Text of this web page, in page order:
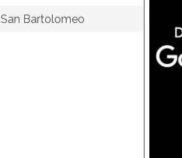
San Bartolomeo